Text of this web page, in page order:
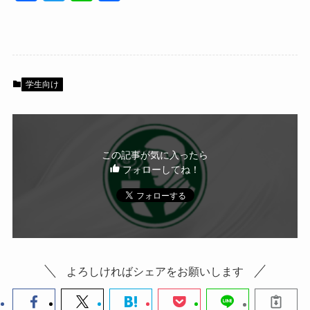
e
b
er
学生向け
この記事が気に入ったら
フォローしてね！
よろしければシェアをお願いします